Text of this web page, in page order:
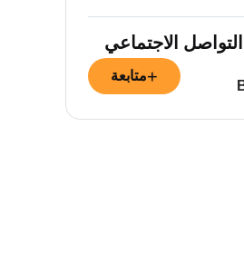
الاجتماعي
+متابعة